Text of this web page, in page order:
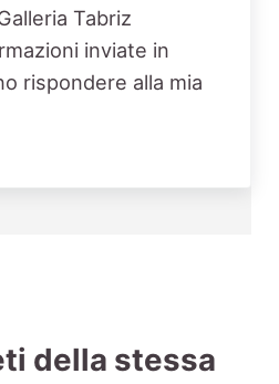
Tabriz
inviate in
rispondere alla mia
della stessa